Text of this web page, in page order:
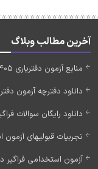
آخرین مطالب وبلاگ
منابع آزمون دفتریاری 1405 (pdf رایگان)
دانلود دفترچه آزمون
دانلود رایگان سوالات
تجربیات قبولیهای
آزمون استخدامی